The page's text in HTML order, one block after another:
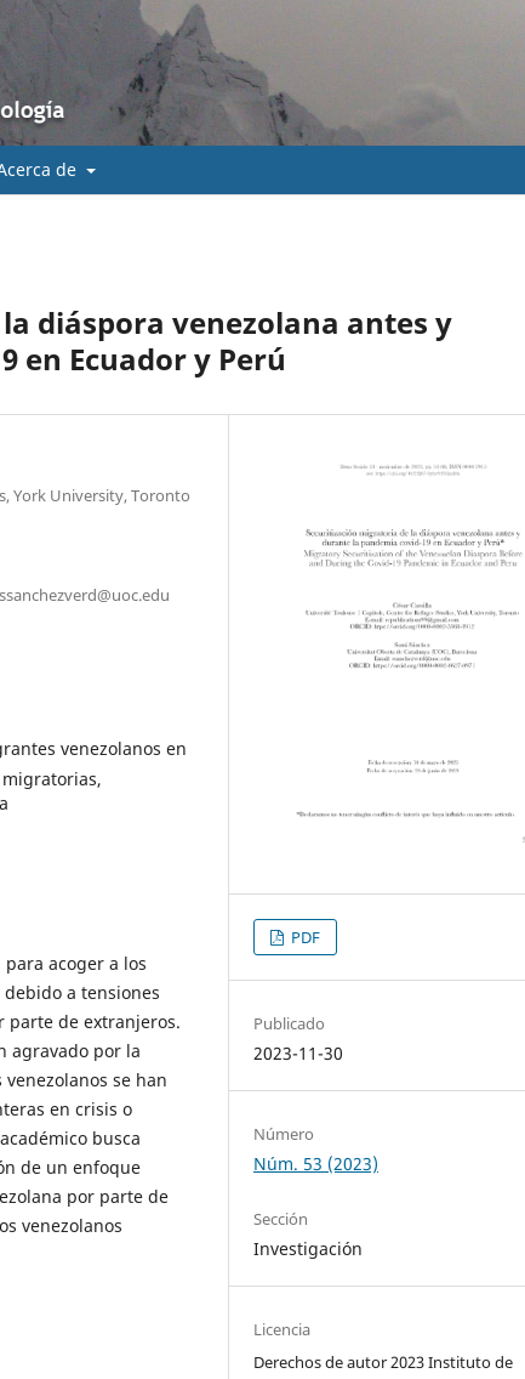
de
diáspora venezolana antes y
en Ecuador y Perú
York University, Toronto
venezolanos en
acoger a los
a tensiones
parte de extranjeros.
agravado por la
se han
en crisis o
busca
de un enfoque
por parte de
venezolanos
PDF
Publicado
2023-11-30
Número
Núm. 53 (2023)
Sección
Investigación
Licencia
Derechos de autor 2023 Instituto de